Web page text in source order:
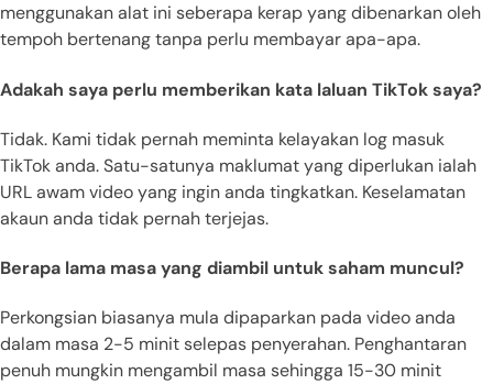
menggunakan alat ini seberapa kerap yang dibenarkan oleh
tempoh bertenang tanpa perlu membayar apa-apa.
Adakah saya perlu memberikan kata laluan TikTok saya?
Tidak. Kami tidak pernah meminta kelayakan log masuk
TikTok anda. Satu-satunya maklumat yang diperlukan ialah
URL awam video yang ingin anda tingkatkan. Keselamatan
akaun anda tidak pernah terjejas.
Berapa lama masa yang diambil untuk saham muncul?
Perkongsian biasanya mula dipaparkan pada video anda
dalam masa 2-5 minit selepas penyerahan. Penghantaran
penuh mungkin mengambil masa sehingga 15-30 minit